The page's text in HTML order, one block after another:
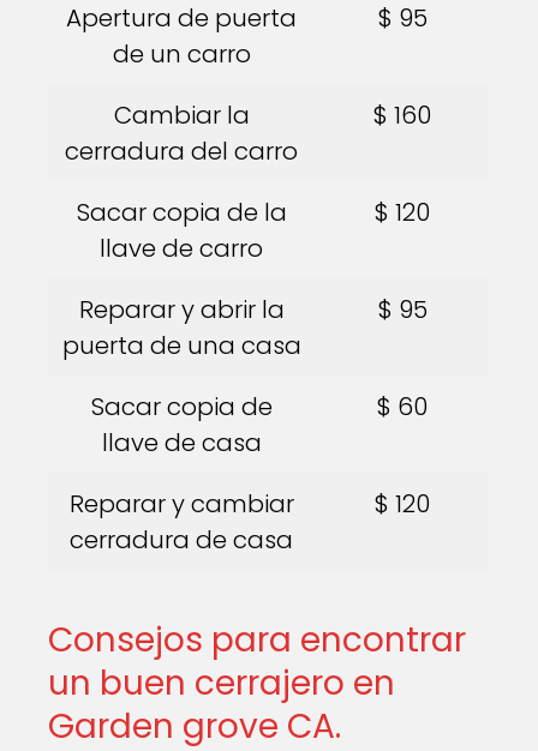
Apertura de puerta
de un carro
$ 95
Cambiar la
cerradura del carro
$ 160
Sacar copia de la
llave de carro
$ 120
Reparar y abrir la
puerta de una casa
$ 95
Sacar copia de
llave de casa
$ 60
Reparar y cambiar
cerradura de casa
$ 120
Consejos para encontrar
un buen cerrajero en
Garden grove CA.